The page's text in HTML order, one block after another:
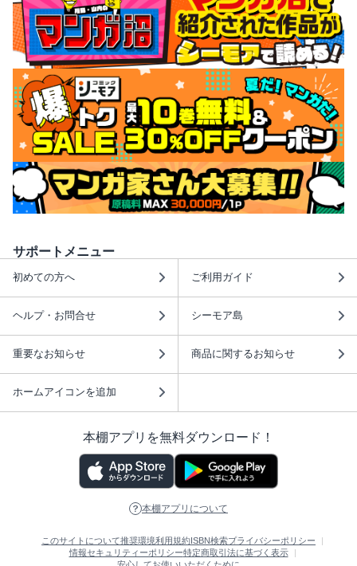
サポートメニュー
初めての方へ ご利用ガイド
ヘルプ・お問合せ シーモア島
重要なお知らせ 商品に関するお知らせ
ホームアイコンを追加
本棚アプリを無料ダウンロード！
本棚アプリについて
このサイトについて推奨環境利用規約ISBN検索プライバシーポリシー
情報セキュリティーポリシー特定商取引法に基づく表示